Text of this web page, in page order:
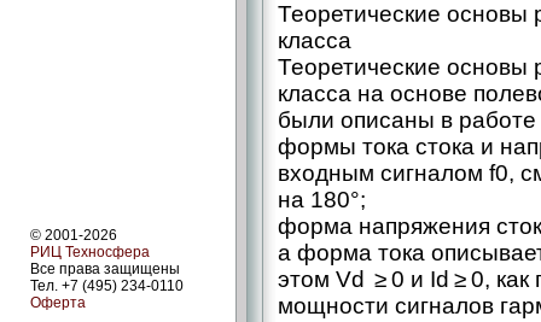
© 2001-2026
РИЦ Техносфера
Все права защищены
Тел. +7 (495) 234-0110
Оферта
Теоретические основы
класса
Теоретические основы
класса на основе
были описаны в
формы тока стока и
входным сигналом f0,
на 180°;
форма напряжения
а форма тока
этом Vd ≥ 0 и Id ≥ 0, как
мощности сигналов